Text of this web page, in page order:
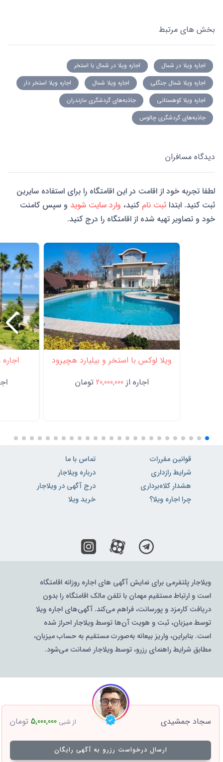
بخش های مرتبط
اجاره ویلا در شمال
اجاره ویلا در شمال با استخر
اجاره ویلا شمال جنگلی
اجاره ویلا شمال
اجاره ویلا استخر دار
اجاره ویلا کوهستانی
جاذبه‌های گردشگری مازندران
جاذبه‌های گردشگری چالوس
دیدگاه مسافران
لطفا تجربه خود از اقامت در این اقامتگاه را برای استفاده سایرین
ثبت کنید. ابتدا ثبت نام کنید، وارد سایت شوید و سپس کامنت
خود و تصاویر تهیه شده از اقامتگاه را درج کنید.
سجاد جمشیدی از شبی 5,000,000 تومان
ارسال درخواست رزرو به آگهی رایگان
ویلا لوکس با استخر و بیلیارد هچیرود
اجاره از 20,000,000 تومان
قوانین مقررات
شرایط رازداری
هشدار کلاه‌برداری
چرا اجاره ویلا؟
تماس با ما
درباره ویلاجار
درج آگهی در ویلاجار
خرید ویلا
ویلاجار پلتفرمی برای نمایش آگهی های اجاره روزانه اقامتگاه
است و ارتباط مستقیم مهمان با تلفن مالک اقامتگاه را بدون
دریافت کارمزد و پورسانت، فراهم می‌کند. آگهی‌های اجاره ویلا
توسط میزبان، ثبت و هویت آن‌ها توسط ویلاجار احراز شده
است. بنابراین، واریز بیعانه به‌صورت مستقیم به حساب میزبان،
مطابق شرایط راهنمای رزرو، توسط ویلاجار ضمانت می‌شود.